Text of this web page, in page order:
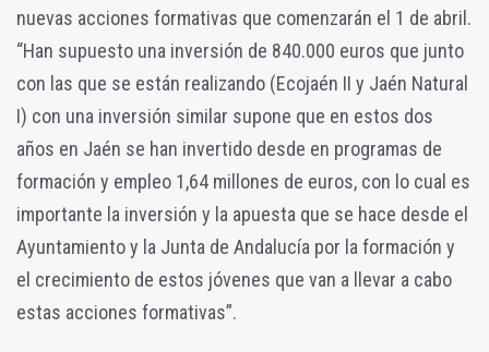
nuevas acciones formativas que comenzarán el 1 de abril.
“Han supuesto una inversión de 840.000 euros que junto
con las que se están realizando (Ecojaén II y Jaén Natural
I) con una inversión similar supone que en estos dos
años en Jaén se han invertido desde en programas de
formación y empleo 1,64 millones de euros, con lo cual es
importante la inversión y la apuesta que se hace desde el
Ayuntamiento y la Junta de Andalucía por la formación y
el crecimiento de estos jóvenes que van a llevar a cabo
estas acciones formativas”.